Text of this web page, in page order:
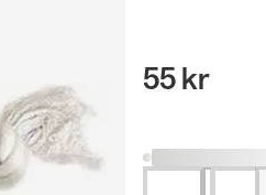
55 kr